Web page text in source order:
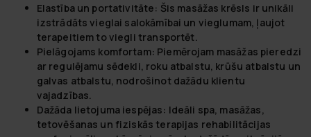
Elastība un portativitāte: Šis masāžas krēsls ir unikāli
izstrādāts vieglai salokāmībai un vieglumam, ļaujot
terapeitiem to viegli transportēt.
Pielāgojams komfortam: Piemērojam masāžas pieredzi
ar regulējamu sēdekli, roku atbalstu, krūšu atbalstu un
galvas atbalstu, nodrošinot dažādu klientu
vajadzības.
Dažāda lietojuma iespējas: Ideāli spa, masāžas,
tetovēšanas un fiziskās terapijas rehabilitācijas